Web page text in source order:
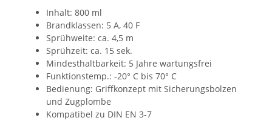
Inhalt: 800 ml
Brandklassen: 5 A, 40 F
Sprühweite: ca. 4,5 m
Sprühzeit: ca. 15 sek.
Mindesthaltbarkeit: 5 Jahre wartungsfrei
Funktionstemp.: -20° C bis 70° C
Bedienung: Griffkonzept mit Sicherungsbolzen
und Zugplombe
Kompatibel zu DIN EN 3-7